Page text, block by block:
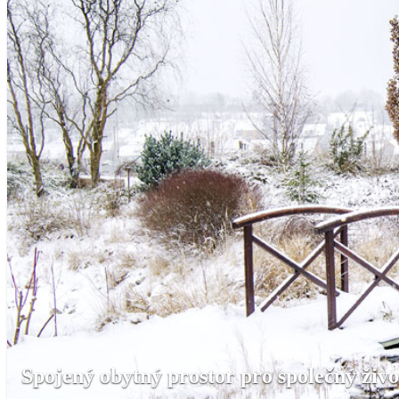
Spojený obytný prostor pro společný